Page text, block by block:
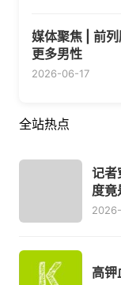
媒体聚焦 | 前
更多男性
2026-06-17
全站热点
记者
度竟
高钾